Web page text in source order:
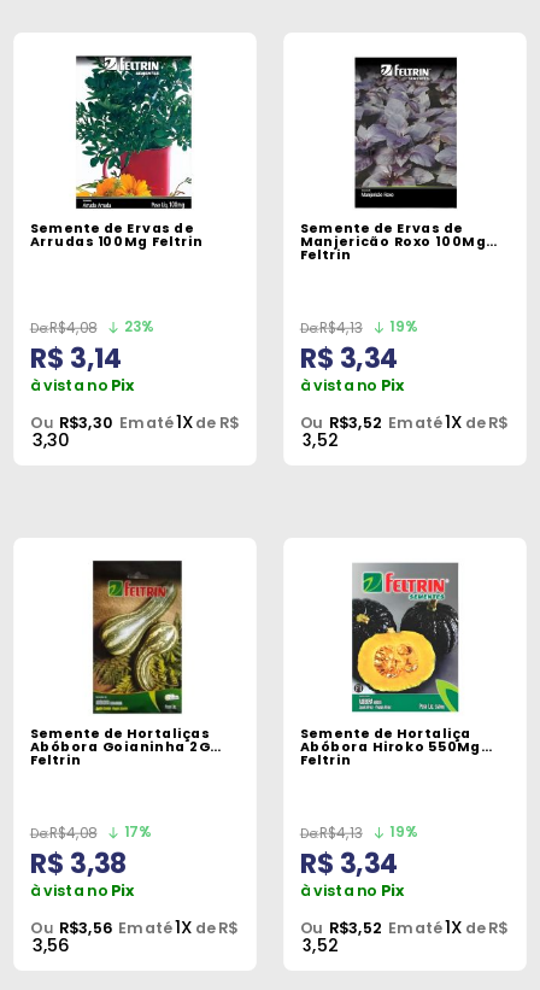
Semente de Ervas de
Arrudas 100Mg Feltrin
R$4,08 23%
R$ 3,14
à vista no Pix
Ou R$3,30 Em até1Xde R$
3,30
Semente de Ervas de
Manjericão Roxo 100Mg
Feltrin
R$4,13 19%
R$ 3,34
à vista no Pix
Ou R$3,52 Em até1X de R$
3,52
Semente de Hortaliças
Abóbora Goianinha 2G
Feltrin
R$4,08 17%
R$ 3,38
à vista no Pix
Ou R$3,56 Em até1X de R$
3,56
Semente de Hortaliça
Abóbora Hiroko 550Mg
Feltrin
R$4,13 19%
R$ 3,34
à vista no Pix
Ou R$3,52 Em até1X de R$
3,52